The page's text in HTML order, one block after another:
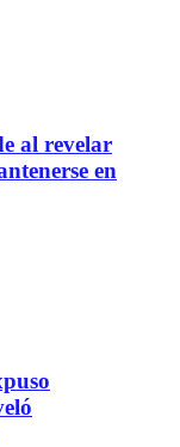
al revelar
en